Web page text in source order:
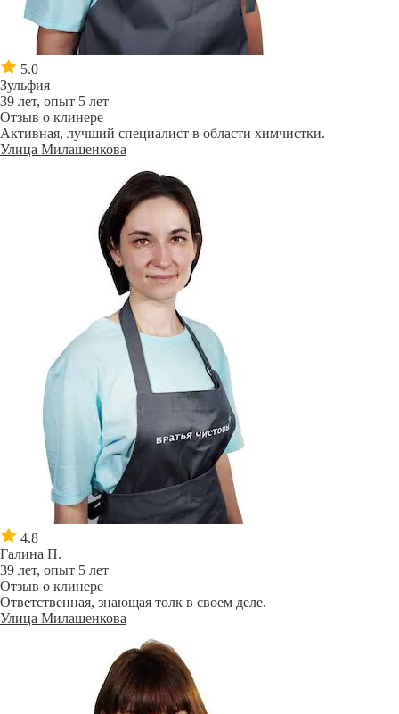
5.0
Зульфия
39 лет, опыт 5 лет
Отзыв о клинере
Активная, лучший специалист в области химчистки.
Улица Милашенкова
4.8
Галина П.
39 лет, опыт 5 лет
Отзыв о клинере
Ответственная, знающая толк в своем деле.
Улица Милашенкова